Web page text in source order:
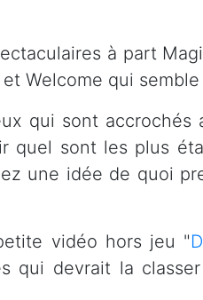
à part
Welcome qui
qui sont
quel sont les plus
une idée de quoi
vidéo hors jeu "
qui devrait la